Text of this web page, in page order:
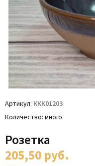
Артикул ККК01203
Количество много
Розетка
205,50руб.